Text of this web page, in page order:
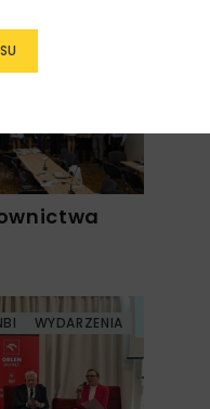
MOSTY
WYDARZENIA